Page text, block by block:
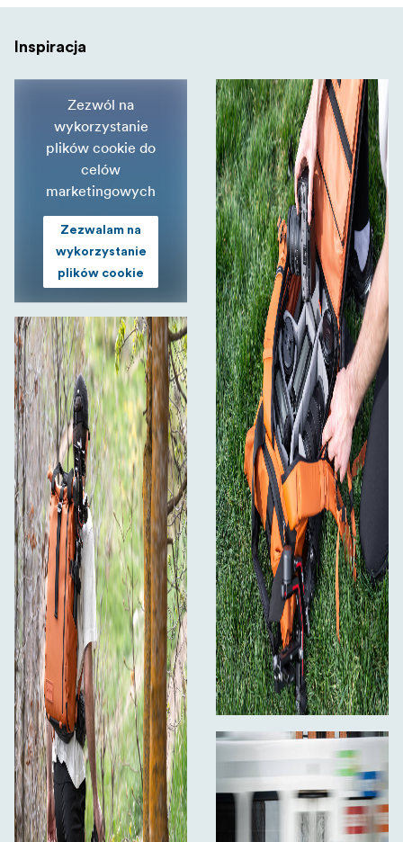
Inspiracja
Zezwól na
wykorzystanie
plików cookie do
celów
marketingowych
Zezwalam na
wykorzystanie
plików cookie